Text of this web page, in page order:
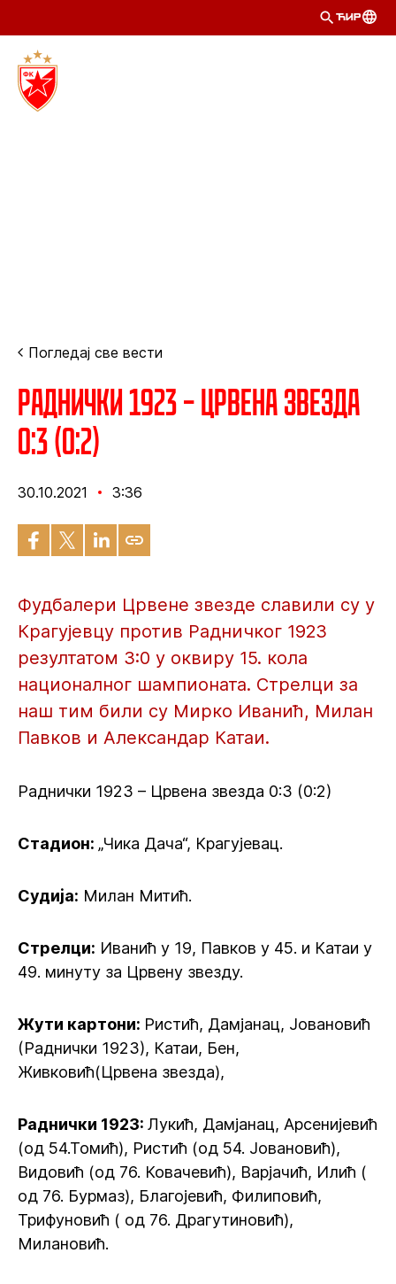
ЋИР
Погледај све вести
Раднички 1923 – Црвена звезда
0:3 (0:2)
30.10.2021 3:36
Фудбалери Црвене звезде славили су у
Крагујевцу против Радничког 1923
резултатом 3:0 у оквиру 15. кола
националног шампионата. Стрелци за
наш тим били су Мирко Иванић, Милан
Павков и Александар Катаи.
Раднички 1923 – Црвена звезда 0:3 (0:2)
Стадион: „Чика Дача“, Крагујевац.
Судија: Милан Митић.
Стрелци: Иванић у 19, Павков у 45. и Катаи у
49. минуту за Црвену звезду.
Жути картони: Ристић, Дамјанац, Јовановић
(Раднички 1923), Катаи, Бен,
Живковић(Црвена звезда),
Раднички 1923: Лукић, Дамјанац, Арсенијевић
(од 54.Томић), Ристић (од 54. Јовановић),
Видовић (од 76. Ковачевић), Варјачић, Илић (
од 76. Бурмаз), Благојевић, Филиповић,
Трифуновић ( од 76. Драгутиновић),
Милановић.